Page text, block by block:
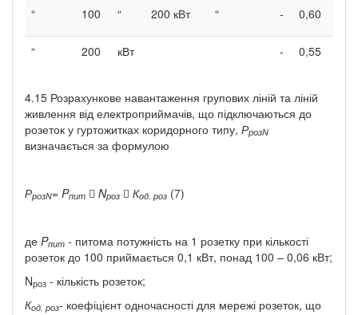
“ 100 “ 200 кВт “ - 0,60
“ 200 кВт - 0,55
4.15 Розрахункове навантаження групових ліній та ліній
живлення від електроприймачів, що підключаються до
розеток у гуртожитках коридорного типу, РрозN
визначається за формулою
РрозN= Pпит  Nроз  Код. роз (7)
де Pпит - питома потужність на 1 розетку при кількості
розеток до 100 приймається 0,1 кВт, понад 100 – 0,06 кВт;
Nроз - кількість розеток;
Код. роз- коефіцієнт одночасності для мережі розеток, що